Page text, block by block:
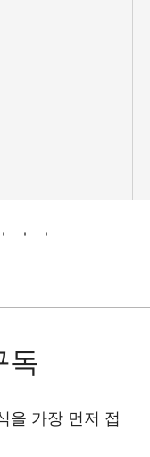
독
을 가장 먼저 접